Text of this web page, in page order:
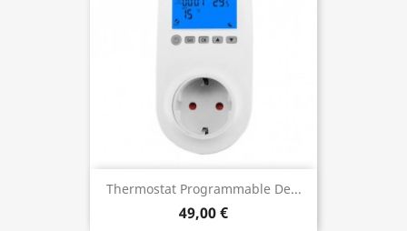
Thermostat Programmable De...
49,00 €